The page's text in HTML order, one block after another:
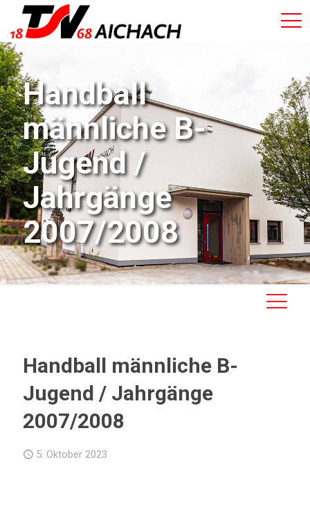
Handball
männliche B-
Jugend /
Jahrgänge
2007/2008
Handball männliche B-
Jugend / Jahrgänge
2007/2008
5. Oktober 2023